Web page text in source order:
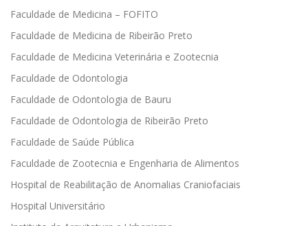
Faculdade de Medicina – FOFITO
Faculdade de Medicina de Ribeirão Preto
Faculdade de Medicina Veterinária e Zootecnia
Faculdade de Odontologia
Faculdade de Odontologia de Bauru
Faculdade de Odontologia de Ribeirão Preto
Faculdade de Saúde Pública
Faculdade de Zootecnia e Engenharia de Alimentos
Hospital de Reabilitação de Anomalias Craniofaciais
Hospital Universitário